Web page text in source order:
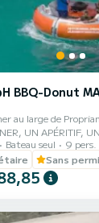
BBQ-Donut
au large de
UN APÉRITIF,
PROPRIANO ! Au
des prestations
des dîners et
Valinco. À bord
apéritif, profitez de
Bateau seul 9 pers.
Sans